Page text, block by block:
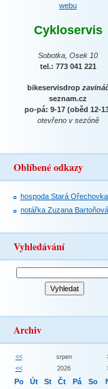
Cykloservis
Sobotka, Osek 10
tel.: 773 041 221
bikeservisdrop
seznam.cz
po-pá: 9-17 (oběd 12-
otevřeno v sezóně
Oblíbené odkazy
hospoda Stará Ořechovka
notářka Zuzana Bartoňová
Vyhledávání
Archiv
<< srpen
<<
2026
Po Út St Čt Pá So